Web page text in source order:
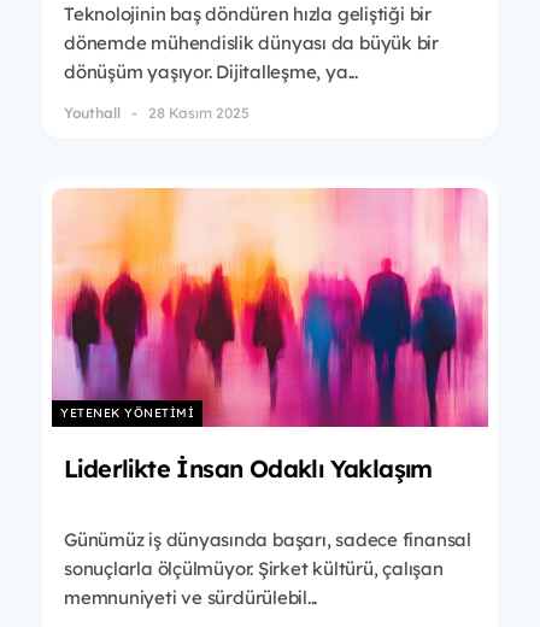
Teknolojinin baş döndüren hızla geliştiği bir
dönemde mühendislik dünyası da büyük bir
dönüşüm yaşıyor. Dijitalleşme, ya...
Youthall 28 Kasım 2025
YETENEK YÖNETIMI
Liderlikte İnsan Odaklı Yaklaşım
Günümüz iş dünyasında başarı, sadece finansal
sonuçlarla ölçülmüyor. Şirket kültürü, çalışan
memnuniyeti ve sürdürülebil...